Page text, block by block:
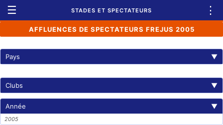
☰ STADES ET SPECTATEURS ⋮
AFFLUENCES DE SPECTATEURS FREJUS 2005
Pays ▼
Clubs ▼
Année ▼
2005